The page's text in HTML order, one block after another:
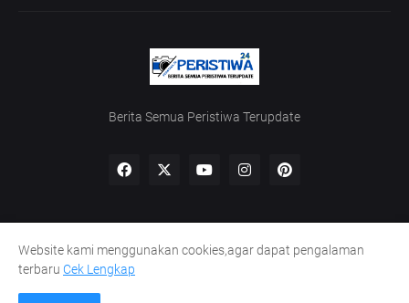
Berita Semua Peristiwa Terupdate
Home Redaksi UU Pers Kode Etik
Pedoman Siber
Lowongan Wartawan
Website kami menggunakan cookies,agar dapat pengalaman
terbaru Cek Lengkap